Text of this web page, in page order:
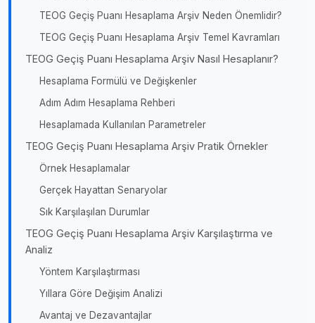
TEOG Geçiş Puanı Hesaplama Arşiv Neden Önemlidir?
TEOG Geçiş Puanı Hesaplama Arşiv Temel Kavramları
TEOG Geçiş Puanı Hesaplama Arşiv Nasıl Hesaplanır?
Hesaplama Formülü ve Değişkenler
Adım Adım Hesaplama Rehberi
Hesaplamada Kullanılan Parametreler
TEOG Geçiş Puanı Hesaplama Arşiv Pratik Örnekler
Örnek Hesaplamalar
Gerçek Hayattan Senaryolar
Sık Karşılaşılan Durumlar
TEOG Geçiş Puanı Hesaplama Arşiv Karşılaştırma ve
Analiz
Yöntem Karşılaştırması
Yıllara Göre Değişim Analizi
Avantaj ve Dezavantajlar